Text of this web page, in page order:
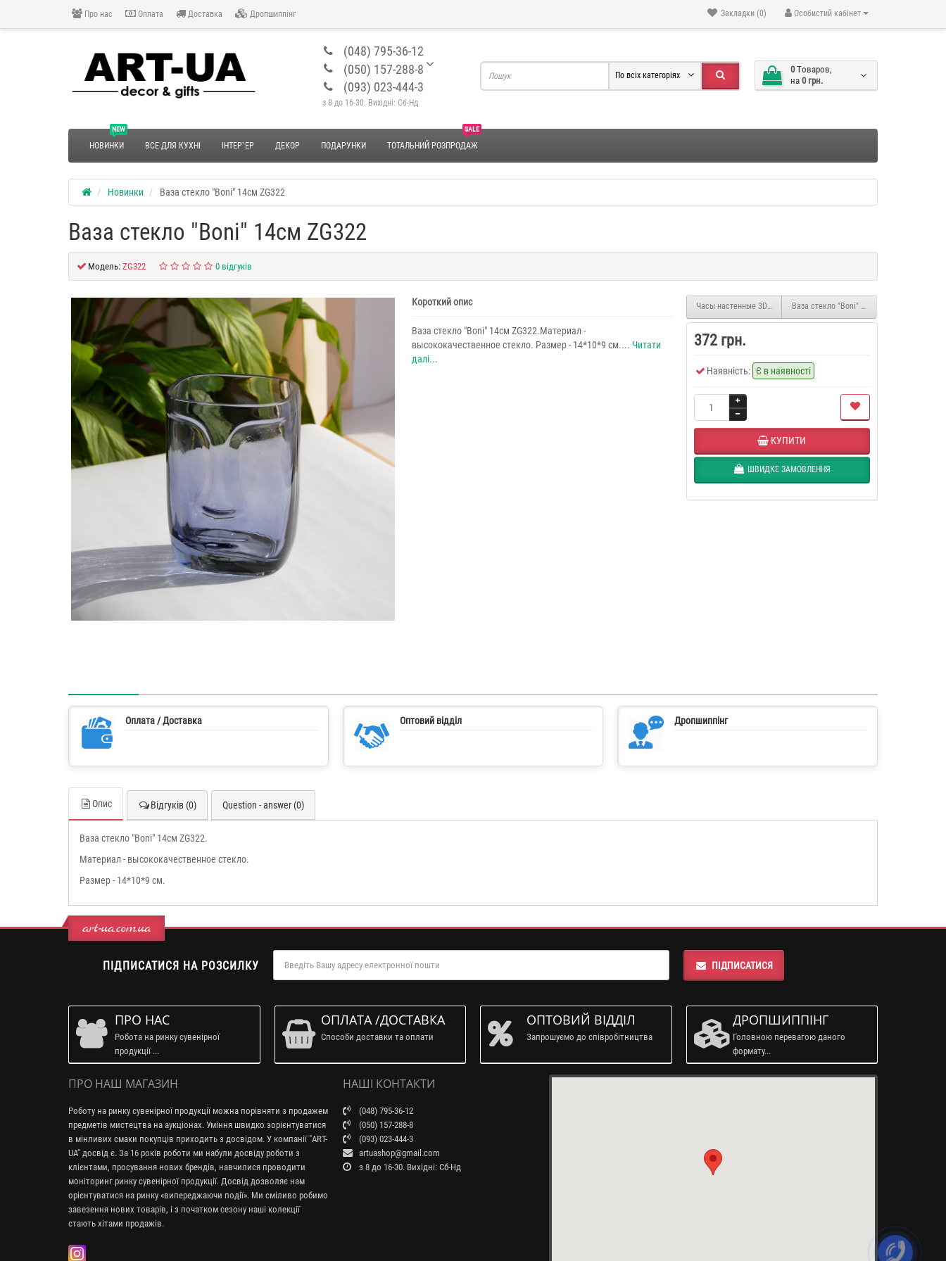
Про нас Оплата Доставка Дропшиппінг Особистий кабінет
Закладки (0)
(048) 795-36-12
(050) 157-288-8
(093) 023-444-3
з 8 до 16-30. Вихідні: Сб-Нд
0 Tоваров,
на 0 грн.
По всіх категоріях
NEW
НОВИНКИ ВСЕ ДЛЯ КУХНІ ІНТЕР`ЕР ДЕКОР ПОДАРУНКИ
SALE
ТОТАЛЬНИЙ РОЗПРОДАЖ
Новинки Ваза стекло "Boni" 14см ZG322
Ваза стекло "Boni" 14см ZG322
Модель: ZG322 0 відгуків
Короткий опис
Ваза стекло "Boni" 14см ZG322.Материал -
высококачественное стекло. Размер - 14*10*9 см.... Читати
далі...
Часы настенные 3D "DIY" ZH012 МАЛЕНЬКИЕ серебро
Ваза стекло "Boni" 19см ZG321
372 грн.
Наявність: Є в наявності
КУПИТИ
ШВИДКЕ ЗАМОВЛЕННЯ
Оплата / Доставка Оптовий відділ Дропшиппінг
Опис Відгуків (0) Question - answer (0)
Ваза стекло "Boni" 14см ZG322.
Материал - высококачественное стекло.
Размер - 14*10*9 см.
art-ua.com.ua
ПІДПИСАТИСЯ НА РОЗСИЛКУ ПІДПИСАТИСЯ
ПРО НАС
Робота на ринку сувенірної
продукції ...
ОПЛАТА /ДОСТАВКА
Способи доставки та оплати
ОПТОВИЙ ВІДДІЛ
Запрошуємо до співробітництва
ДРОПШИППІНГ
Головною перевагою даного
формату...
ПРО НАШ МАГАЗИН
Роботу на ринку сувенірної продукції можна порівняти з продажем
предметів мистецтва на аукціонах. Уміння швидко зорієнтуватися
в мінливих смаки покупців приходить з досвідом. У компанії "ART-
UA" досвід є. За 16 років роботи ми набули досвіду роботи з
клієнтами, просування нових брендів, навчилися проводити
моніторинг ринку сувенірної продукції. Досвід дозволяє нам
орієнтуватися на ринку «випереджаючи події». Ми сміливо робимо
завезення нових товарів, і з початком сезону наші колекції
стають хітами продажів.
НАШІ КОНТАКТИ
(048) 795-36-12
(050) 157-288-8
(093) 023-444-3
artuashop@gmail.com
з 8 до 16-30. Вихідні: Сб-Нд